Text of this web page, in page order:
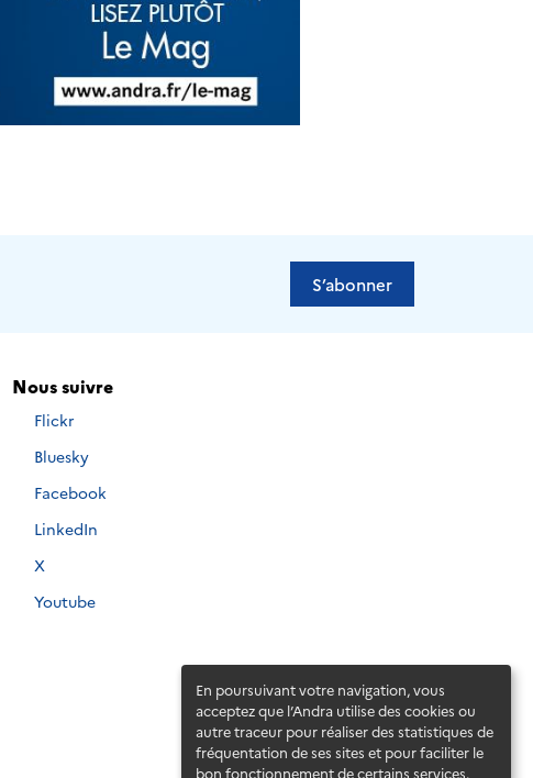
En poursuivant votre navigation, vous
acceptez que l’Andra utilise des cookies ou
autre traceur pour réaliser des statistiques de
fréquentation de ses sites et pour faciliter le
bon fonctionnement de certains services.
S’abonner
Nous suivre
Nous
sur
Flickr
Nous
sur
Bluesky
Nous
sur
Facebook
Nous
sur
LinkedIn
Nous
sur
X
Nous
Youtube